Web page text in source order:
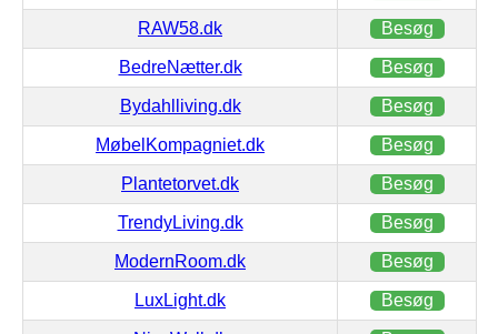
RAW58.dk Besøg
BedreNætter.dk Besøg
Bydahlliving.dk Besøg
MøbelKompagniet.dk Besøg
Plantetorvet.dk Besøg
TrendyLiving.dk Besøg
ModernRoom.dk Besøg
LuxLight.dk Besøg